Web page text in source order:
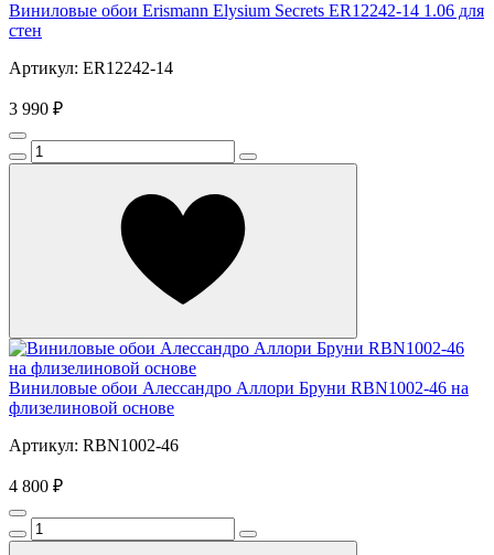
Виниловые обои Erismann Elysium Secrets ER12242-14 1.06 для
стен
Артикул: ER12242-14
3 990 ₽
Виниловые обои Алессандро Аллори Бруни RBN1002-46 на
флизелиновой основе
Артикул: RBN1002-46
4 800 ₽